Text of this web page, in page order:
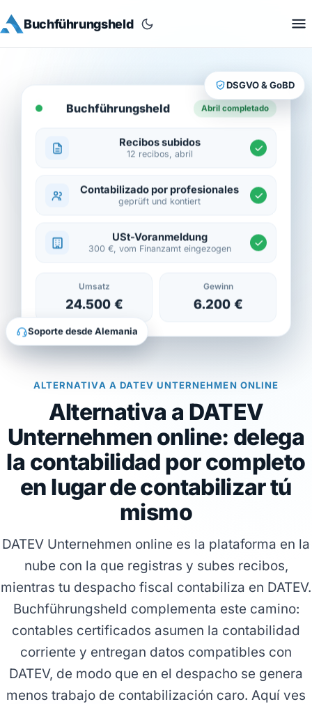
Buchführungsheld
ALTERNATIVA A DATEV UNTERNEHMEN ONLINE
Alternativa a DATEV
Unternehmen online: delega
la contabilidad por completo
en lugar de contabilizar tú
mismo
DATEV Unternehmen online es la plataforma en la
nube con la que registras y subes recibos,
mientras tu despacho fiscal contabiliza en DATEV.
Buchführungsheld complementa este camino:
contables certificados asumen la contabilidad
corriente y entregan datos compatibles con
DATEV, de modo que en el despacho se genera
menos trabajo de contabilización caro. Aquí ves
Buchführungsheld Abril completado
Recibos subidos
12 recibos, abril
Contabilizado por profesionales
geprüft und kontiert
USt-Voranmeldung
300 €, vom Finanzamt eingezogen
Umsatz
24.500 €
Gewinn
6.200 €
DSGVO & GoBD
Soporte desde Alemania